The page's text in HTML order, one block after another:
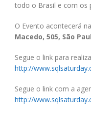
todo o Brasil e com os
O Evento acontecerá na
Macedo, 505, São
Segue o link para
http://
Segue o link com a
http://